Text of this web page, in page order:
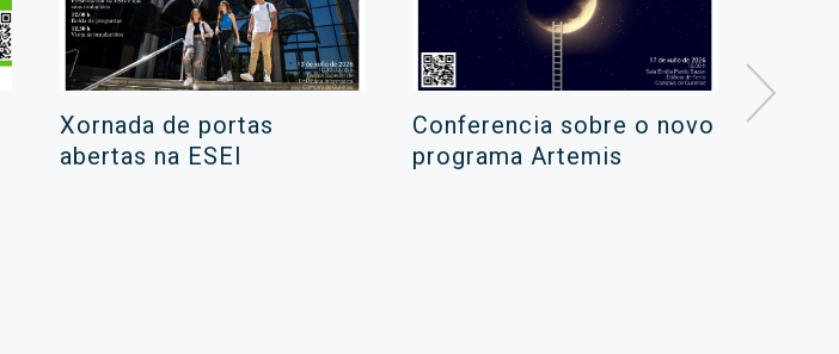
Xornada de portas
abertas na ESEI
Conferencia sobre o novo
programa Artemis